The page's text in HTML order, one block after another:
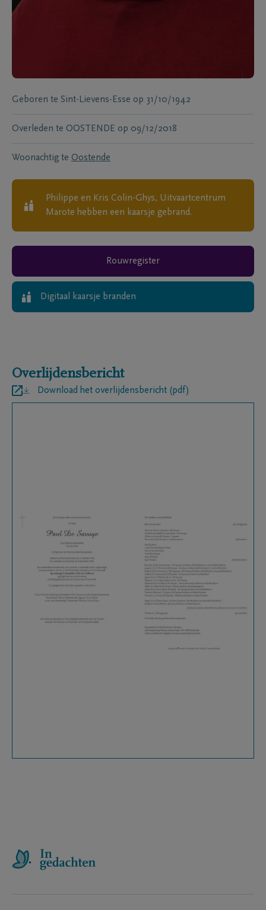
Geboren te Sint-Lievens-Esse op 31/10/1942
Overleden te OOSTENDE op 09/12/2018
Woonachtig te Oostende
Philippe en Kris Colin-Ghys, Uitvaartcentrum
Marote hebben een kaarsje gebrand.
Rouwregister
Digitaal kaarsje branden
Overlijdensbericht
Download het overlijdensbericht (pdf)